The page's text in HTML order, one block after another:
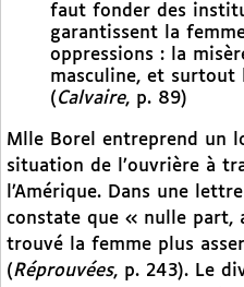
faut fonder des
garantissent la
oppressions : la
masculine, et surtout
(Calvaire, p. 89)
Mlle Borel entreprend un
situation de l’ouvrière à
l’Amérique. Dans une
constate que « nulle part,
trouvé la femme plus
(Réprouvées, p. 243). Le